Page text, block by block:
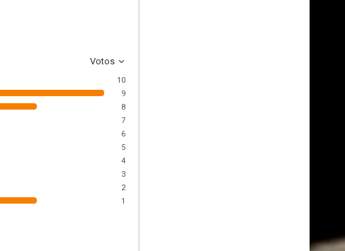
Votos
10
9
8
7
6
5
4
3
2
1